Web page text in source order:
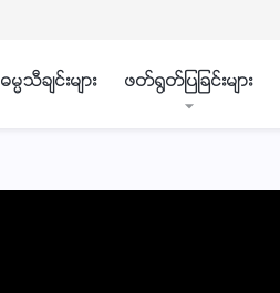
ဓမၼသီခ်င္းမ်ား ဖတ္႐ြတ္ျပျခင္းမ်ား